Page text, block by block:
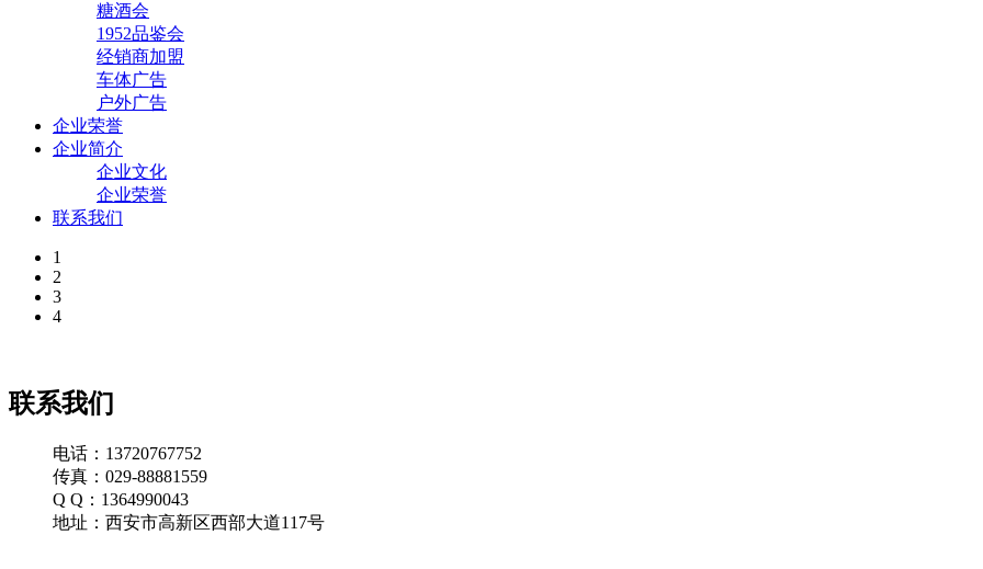
糖酒会
1952品鉴会
经销商加盟
车体广告
户外广告
企业荣誉
企业简介
企业文化
企业荣誉
联系我们
1
2
3
4
联系我们
电话：13720767752
传真：029-88881559
Q Q：1364990043
地址：西安市高新区西部大道117号